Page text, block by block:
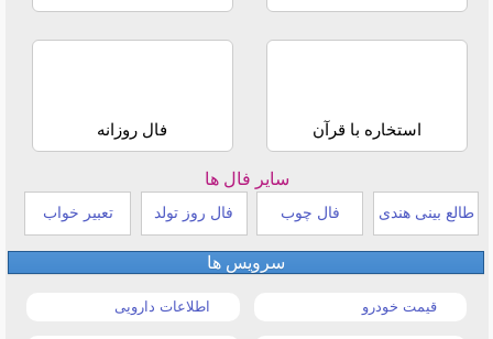
استخاره با قرآن فال روزانه
سایر فال ها
طالع بینی هندی فال چوب فال روز تولد تعبیر خواب
سرویس ها
قیمت خودرو اطلاعات دارویی